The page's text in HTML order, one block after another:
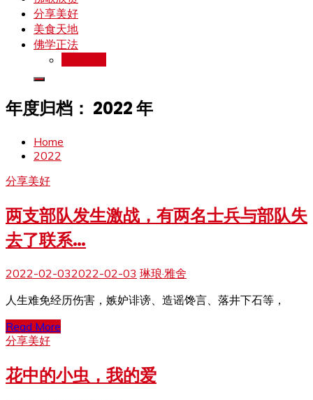
分享美好
美食天地
佛学正法
年度归档： 2022 年
Home
2022
分享美好
两支部队发生激战，有两名士兵与部队失
去了联系…
2022-02-032022-02-03 琳琅·雅舍
人生难免经历伤害，嫉妒诽谤、造谣馋言、落井下石等，
Read More
分享美好
花中的小虫，我的爱